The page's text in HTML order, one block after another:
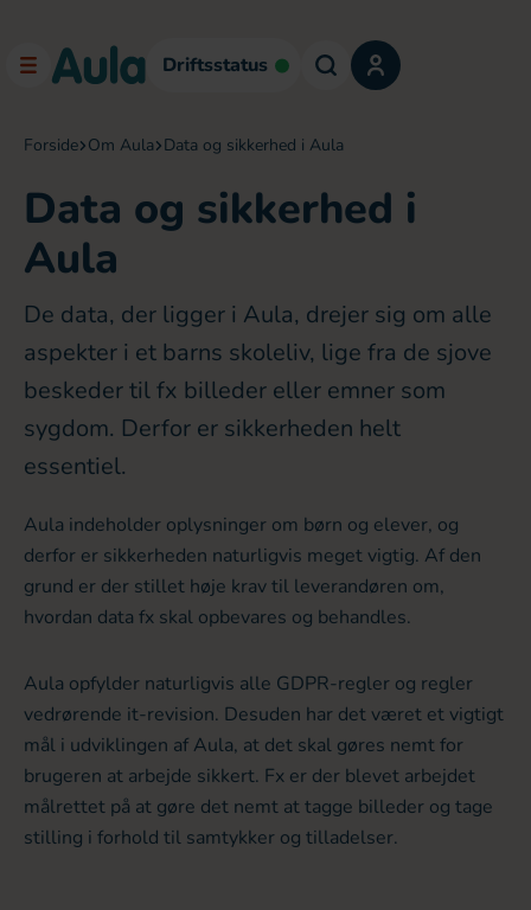
Driftsstatus
forside om Aula data og sikkerhed i Aula
Data og sikkerhed i
Aula
De data, der ligger i Aula, drejer sig om alle
aspekter i et barns skoleliv, lige fra de sjove
beskeder til fx billeder eller emner som
sygdom. Derfor er sikkerheden helt
essentiel.
Aula indeholder oplysninger om børn og elever, og
derfor er sikkerheden naturligvis meget vigtig. Af den
grund er der stillet høje krav til leverandøren om,
hvordan data fx skal opbevares og behandles.
Aula opfylder naturligvis alle GDPR-regler og regler
vedrørende it-revision. Desuden har det været et vigtigt
mål i udviklingen af Aula, at det skal gøres nemt for
brugeren at arbejde sikkert. Fx er der blevet arbejdet
målrettet på at gøre det nemt at tagge billeder og tage
stilling i forhold til samtykker og tilladelser.